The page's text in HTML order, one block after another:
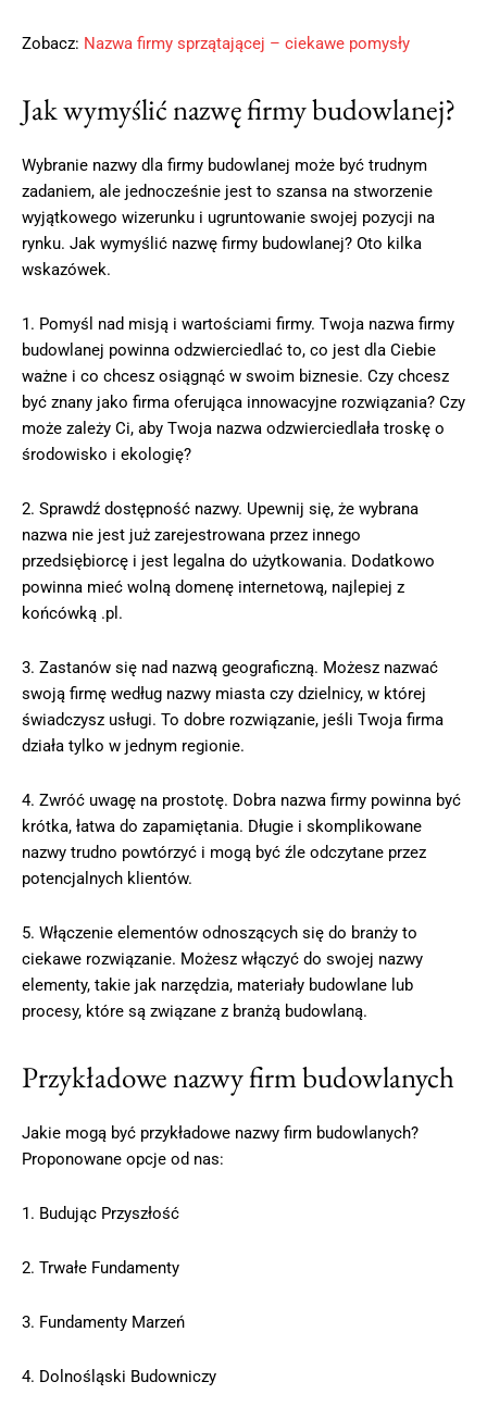
Zobacz: Nazwa firmy sprzątającej – ciekawe pomysły
Jak wymyślić nazwę firmy budowlanej?
Wybranie nazwy dla firmy budowlanej może być trudnym
zadaniem, ale jednocześnie jest to szansa na stworzenie
wyjątkowego wizerunku i ugruntowanie swojej pozycji na
rynku. Jak wymyślić nazwę firmy budowlanej? Oto kilka
wskazówek.
1. Pomyśl nad misją i wartościami firmy. Twoja nazwa firmy
budowlanej powinna odzwierciedlać to, co jest dla Ciebie
ważne i co chcesz osiągnąć w swoim biznesie. Czy chcesz
być znany jako firma oferująca innowacyjne rozwiązania? Czy
może zależy Ci, aby Twoja nazwa odzwierciedlała troskę o
środowisko i ekologię?
2. Sprawdź dostępność nazwy. Upewnij się, że wybrana
nazwa nie jest już zarejestrowana przez innego
przedsiębiorcę i jest legalna do użytkowania. Dodatkowo
powinna mieć wolną domenę internetową, najlepiej z
końcówką .pl.
3. Zastanów się nad nazwą geograficzną. Możesz nazwać
swoją firmę według nazwy miasta czy dzielnicy, w której
świadczysz usługi. To dobre rozwiązanie, jeśli Twoja firma
działa tylko w jednym regionie.
4. Zwróć uwagę na prostotę. Dobra nazwa firmy powinna być
krótka, łatwa do zapamiętania. Długie i skomplikowane
nazwy trudno powtórzyć i mogą być źle odczytane przez
potencjalnych klientów.
5. Włączenie elementów odnoszących się do branży to
ciekawe rozwiązanie. Możesz włączyć do swojej nazwy
elementy, takie jak narzędzia, materiały budowlane lub
procesy, które są związane z branżą budowlaną.
Przykładowe nazwy firm budowlanych
Jakie mogą być przykładowe nazwy firm budowlanych?
Proponowane opcje od nas:
1. Budując Przyszłość
2. Trwałe Fundamenty
3. Fundamenty Marzeń
4. Dolnośląski Budowniczy